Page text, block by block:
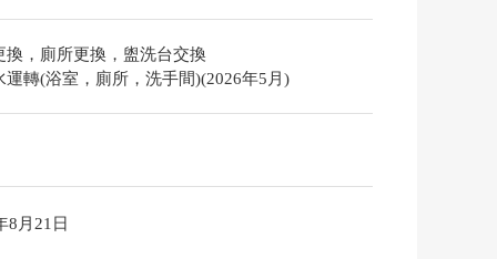
換，廁所更換，盥洗台交換
運轉(浴室，廁所，洗手間)(2026年5月)
8月21日